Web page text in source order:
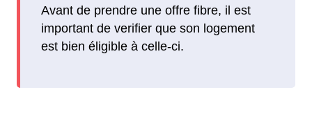
Avant de prendre une offre fibre, il est
important de verifier que son logement
est bien éligible à celle-ci.